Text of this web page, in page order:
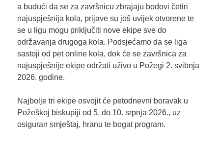
a budući da se za završnicu zbrajaju bodovi četiri
najuspješnija kola, prijave su još uvijek otvorene te
se u ligu mogu priključiti nove ekipe sve do
održavanja drugoga kola. Podsjećamo da se liga
sastoji od pet online kola, dok će se završnica za
najuspješnije ekipe održati uživo u Požegi 2. svibnja
2026. godine.
Najbolje tri ekipe osvojit će petodnevni boravak u
Požeškoj biskupiji od 5. do 10. srpnja 2026., uz
osiguran smještaj, hranu te bogat program.